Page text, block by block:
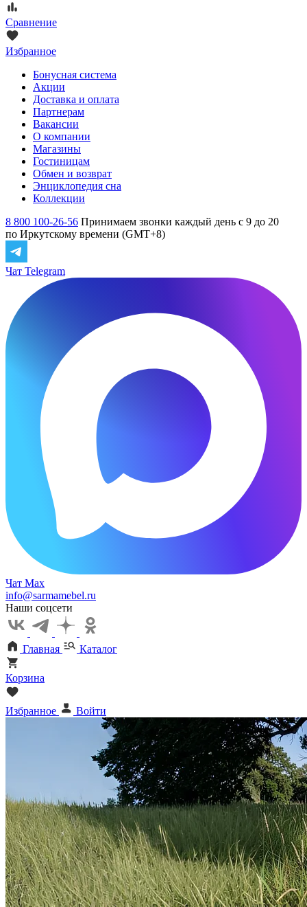
Сравнение
Избранное
Бонусная система
Акции
Доставка и оплата
Партнерам
Вакансии
О компании
Магазины
Гостиницам
Обмен и возврат
Энциклопедия сна
Коллекции
8 800 100-26-56 Принимаем звонки каждый день с 9 до 20
по Иркутскому времени (GMT+8)
Чат Telegram
Чат Max
info@sarmamebel.ru
Наши соцсети
Главная Каталог
Корзина
Избранное Войти